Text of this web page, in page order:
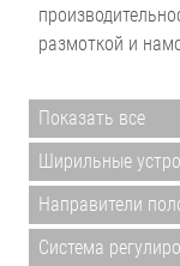
размоткой и
Показать все
Ширильные
Направители
Система